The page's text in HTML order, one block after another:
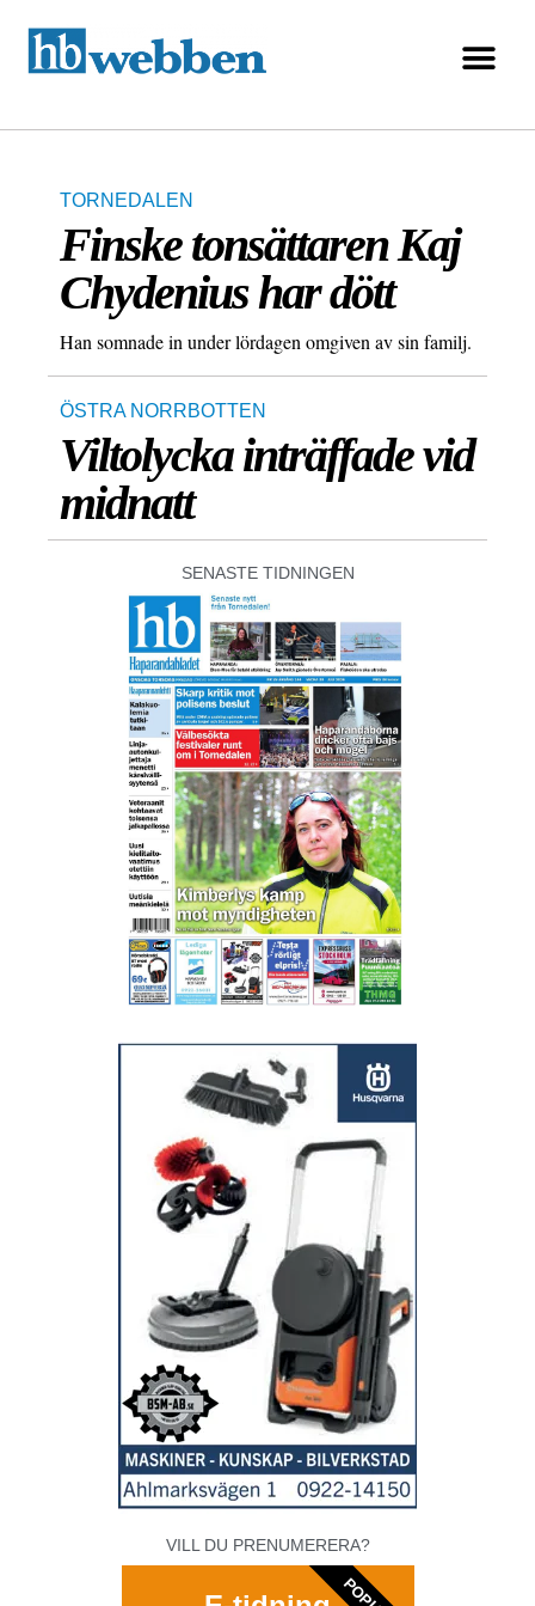
TORNEDALEN
Finske tonsättaren Kaj
Chydenius har dött
Han somnade in under lördagen omgiven av sin familj.
ÖSTRA NORRBOTTEN
Viltolycka inträffade vid
midnatt
SENASTE TIDNINGEN
VILL DU PRENUMERERA?